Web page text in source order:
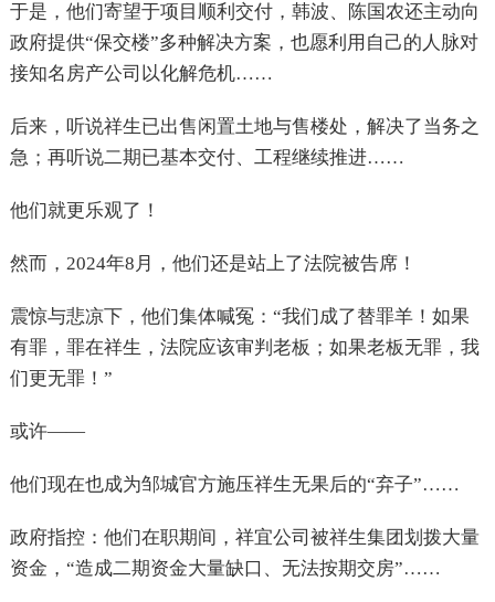
于是，他们寄望于项目顺利交付，韩波、陈国农还主动向
政府提供“保交楼”多种解决方案，也愿利用自己的人脉对
接知名房产公司以化解危机……
后来，听说祥生已出售闲置土地与售楼处，解决了当务之
急；再听说二期已基本交付、工程继续推进……
他们就更乐观了！
然而，2024年8月，他们还是站上了法院被告席！
震惊与悲凉下，他们集体喊冤：“我们成了替罪羊！如果
有罪，罪在祥生，法院应该审判老板；如果老板无罪，我
们更无罪！”
或许——
他们现在也成为邹城官方施压祥生无果后的“弃子”……
政府指控：他们在职期间，祥宜公司被祥生集团划拨大量
资金，“造成二期资金大量缺口、无法按期交房”……